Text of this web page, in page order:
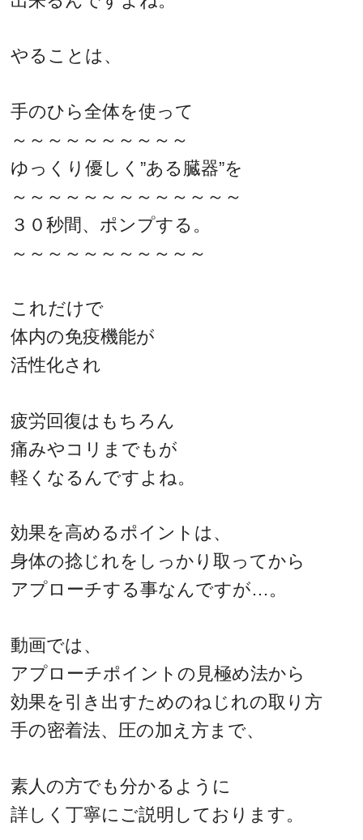
やることは、
手のひら全体を使って
～～～～～～～～～～
ゆっくり優しく”ある臓器”を
～～～～～～～～～～～～～
３０秒間、ポンプする。
～～～～～～～～～～～
これだけで
体内の免疫機能が
活性化され
疲労回復はもちろん
痛みやコリまでもが
軽くなるんですよね。
効果を高めるポイントは、
身体の捻じれをしっかり取ってから
アプローチする事なんですが…。
動画では、
アプローチポイントの見極め法から
効果を引き出すためのねじれの取り方
手の密着法、圧の加え方まで、
素人の方でも分かるように
詳しく丁寧にご説明しております。